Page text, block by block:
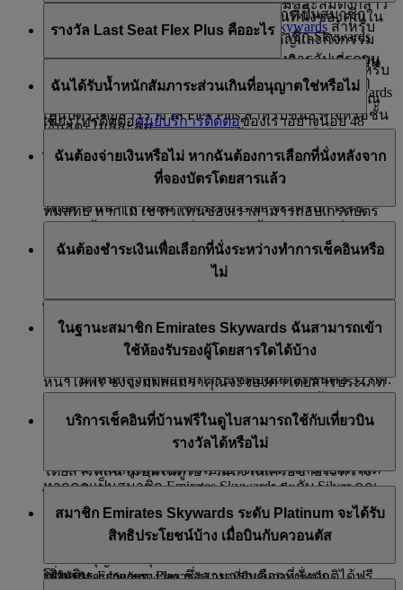
ลดระดับเป็น Gold และยังไม่มีการแลกไมล์สะสมดังกล่าว
โปรดอ่านกฎของโปรแกรม Emirates Skywardsสำหรับ
สำหรับสมาชิกบัตร Platinum เราจะยืนยันที่นั่งของคุณใน
ชั้นธุรกิจ อย่างไรก็ดี ในช่วงวันหยุดสำคัญและกิจกรรม
พิเศษต่าง ๆ อาจทำให้ไม่สามารถได้ที่นั่งในบางเที่ยวบิน
หากคุณต้องการใช้สิทธิพิเศษการจองที่สงวนไว้ของคุณ
เพียงโทรติดต่อศูนย์บริการติดต่อของเราอย่างน้อย 48
ชั่วโมงก่อนถึงเวลาเที่ยวบิน ตัวแทนของเราจะสร้างการ
จองประเภท Flex Plus ใหม่ หรือตรวจสอบบัตรโดยสาร
ของคุณ เพื่อให้มั่นใจว่าเป็นค่าโดยสารประเภท Flex Plus
ที่มีสิทธิ์ หากไม่ใช่ ตัวแทนของเราสามารถอัปเกรดบัตร
*ค่าโดยสารที่ทำการตลาดบางประเภทอาจไม่มีสิทธิ์ได้รับสิทธิพิเศษ
บริการตามคำขอของคุณได้ เนื่องจากข้อจำกัดด้านจำนวนที่นั่งใน
เที่ยวบินและระเบียบของรัฐบาลในบางประเทศ
คุณไม่มีสิทธิ์ได้รับการอัปเกรดฟรีจากการเป็นสมาชิก
Skywards อย่างไรก็ตาม หากคุณเป็นสมาชิก Skywards
คุณสามารถแลกรางวัลต่าง ๆ ได้ รวมถึงการอัปเกรดบน
เที่ยวบินของสายการบินเอมิเรตส์ ตลอดจนรางวัลอื่น ๆ
เงินสด+ไมล์สะสม
รางวัล Last Seat Flex Plus คืออะไร
รางวัล Last Seat Flex Plus เป็นสิทธิประโยชน์พิเศษสำหรับ
สมาชิกระดับ Platinum ที่สามารถแลกไมล์สะสม Skywards
เป็นบัตรโดยสารรางวัล Flex Plus สำหรับชั้นธุรกิจหรือชั้น
ไม่เต็มในชั้นโดยสารที่เลือก
ฉันได้รับน้ำหนักสัมภาระส่วนเกินที่อนุญาตใช่หรือไม่
รับประกันน้ำหนักสัมภาระส่วนเกินที่อนุญาต 12 กก. เพิ่ม
เติมจากน้ำหนักสูงสุดที่ได้รับตามบัตรโดยสารสำหรับชั้น
โดยสารนั้น ๆ ส่วนสมาชิกระดับ Gold จะได้รับการรับ
ตามบัตรโดยสาร และสมาชิกระดับ Platinum ได้รับการรับ
ประกัน 20 กก. เพิ่มเติมจากน้ำหนักสูงสุดที่ได้รับตามบัตร
โดยสาร เมื่อเดินทางด้วยวิธีการคำนวณตามน้ำหนักบน
เที่ยวบินของสายการบินเอมิเรตส์และ flydubai อย่างไร
ก็ตาม โปรดทราบดังต่อไปนี้:
น้ำหนักสูงสุดต่อสัมภาระเช็คอินแต่ละชิ้นคือ 32 กก.
สัมภาระชั้นประหยัดไปยังสหรัฐอเมริกาจะต้องมีน้ำ
หนักไม่เกิน 23 กก. หรือ 50 ปอนด์ต่อชิ้น
น้ำหนักสูงสุดต่อกระเป๋าอาจแตกต่างกันไปแล้วแต่
ข้อบังคับของสนามบินนานาชาติที่แตกต่างกัน
สิทธิพิเศษของสัมภาระส่วนเกินใช้ไม่ได้กับสัมภาระ
ที่นำขึ้นเครื่องหรือบนเที่ยวบินที่น้ำหนักสัมภาระที่
หนักเป็นกิโลกรัม
ฉันต้องจ่ายเงินหรือไม่ หากฉันต้องการเลือกที่นั่งหลังจาก
ที่จองบัตรโดยสารแล้ว
เลือกที่นั่งได้ตั้งแต่ที่คุณซื้อบัตรโดยสารโดยไม่มีค่าใช้จ่าย
เพิ่มเติม ทั้งนี้จะขึ้นอยู่กับสถานภาพสมาชิกของคุณ
หรือ Gold คุณและผู้โดยสารทุก ๆ คนในการจองของคุณ
(ในหมายเลขการจองเดียวกัน) จะสามารถเลือกที่นั่งล่วง
หน้าได้ฟรี ซึ่งจะมีผลแม้ว่าคุณจะจองค่าโดยสารประเภท
Classic Saver ในชั้นประหยัด การเลือกที่นั่งล่วงหน้าฟรีจะ
ใช้ได้เฉพาะประเภทที่นั่งที่ได้เลือกไว้แล้วเท่านั้น
หากคุณเป็นสมาชิก Emirates Skywards ระดับ Silver คุณ
สามารถสำรองที่นั่งของคุณล่วงหน้าได้ฟรี อย่างไรก็ตาม
ผู้โดยสารคนอื่นในการจองของคุณจะต้องชำระค่า
โดยสาร Economy Flex ซึ่งสามารถเลือกที่นั่งปกติได้ฟรี
ฉันต้องชำระเงินเพื่อเลือกที่นั่งระหว่างทำการเช็คอินหรือ
ไม่
เปิดให้บริการเช็คอินออนไลน์ ซึ่งจะเป็นช่วง 48 ชั่วโมง
ก่อนเวลาเที่ยวบินของคุณ
ในฐานะสมาชิก Emirates Skywards ฉันสามารถเข้า
ใช้ห้องรับรองผู้โดยสารใดได้บ้าง
เที่ยวบินของสายการบินเอมิเรตส์, flydubai, แควนตัส หรือ
Air Canada ในเที่ยวเดียวกัน สามารถเข้าใช้ห้องรับรองผู้
โดยสารที่สนามบินในดูไบ รวมถึงในเครือข่ายระหว่าง
สิทธิ์การเข้าใช้ห้องรับรองผู้โดยสารจะแตกต่างกันไปตาม
เพิ่มเติม
บริการเช็คอินที่บ้านฟรีในดูไบสามารถใช้กับเที่ยวบิน
รางวัลได้หรือไม่
สามารถใช้ได้กับ Classic Rewards รางวัลการอัปเกรด*
และบัตรโดยสารที่ชำระด้วยเงินสด+ไมล์สะสม
*มีให้บริการสำหรับรางวัลการอัปเกรดที่ยืนยันก่อนเช็คอิน
สมาชิก Emirates Skywards ระดับ Platinum จะได้รับ
สิทธิประโยชน์บ้าง เมื่อบินกับควอนตัส